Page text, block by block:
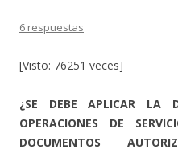
6 respuestas
[Visto: 76251 veces]
¿SE DEBE APLICAR LA
OPERACIONES DE
DOCUMENTOS